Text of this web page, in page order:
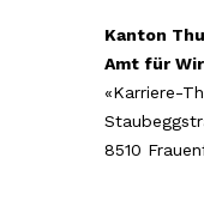
Kanton
Amt für
«Karriere-
8510